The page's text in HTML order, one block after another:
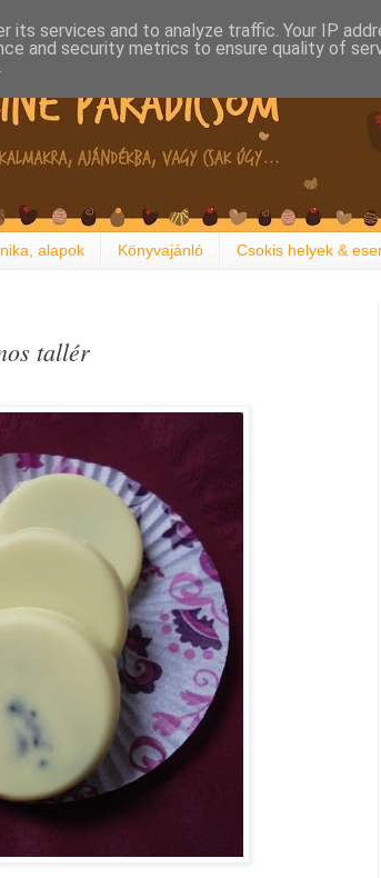
alapok Könyvajánló Csokis helyek &
tallér
its services and to analyze traffic. Your IP
and security metrics to ensure quality of